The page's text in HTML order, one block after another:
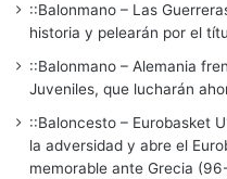
::Balonmano – Las
historia y pelearán por el
::Balonmano – Alemania
Juveniles, que lucharán
::Baloncesto – Eurobasket
la adversidad y abre el
memorable ante Grecia